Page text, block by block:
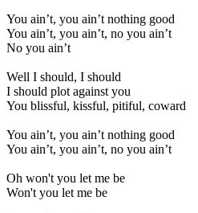
You ain’t, you ain’t nothing good
You ain’t, you ain’t, no you ain’t
No you ain’t
Well I should, I should
I should plot against you
You blissful, kissful, pitiful, coward
You ain’t, you ain’t nothing good
You ain’t, you ain’t, no you ain’t
Oh won't you let me be
Won't you let me be